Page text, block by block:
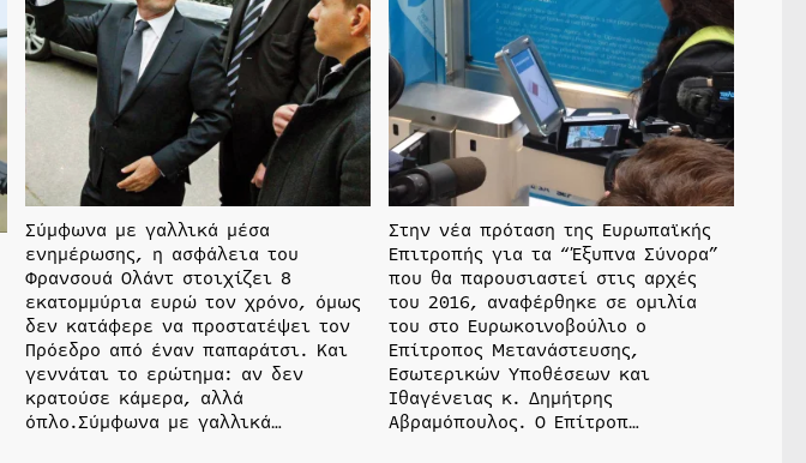
Σύμφωνα με γαλλικά μέσα
ενημέρωσης, η ασφάλεια του
Φρανσουά Ολάντ στοιχίζει 8
εκατομμύρια ευρώ τον χρόνο, όμως
δεν κατάφερε να προστατέψει τον
Πρόεδρο από έναν παπαράτσι. Και
γεννάται το ερώτημα: αν δεν
κρατούσε κάμερα, αλλά
όπλο.Σύμφωνα με γαλλικά…
Στην νέα πρόταση της Ευρωπαϊκής
Επιτροπής για τα “Έξυπνα Σύνορα”
που θα παρουσιαστεί στις αρχές
του 2016, αναφέρθηκε σε ομιλία
του στο Ευρωκοινοβούλιο ο
Επίτροπος Μετανάστευσης,
Εσωτερικών Υποθέσεων και
Ιθαγένειας κ. Δημήτρης
Αβραμόπουλος. Ο Επίτροπ…